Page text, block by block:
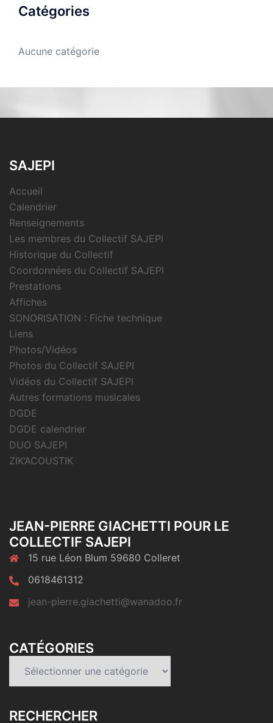
Catégories
Aucune catégorie
SAJEPI
Accueil
Calendrier
Renseignements
Les membres du Collectif SAJEPI
Historique du Collectif
Coordonnées du Collectif SAJEPI
Prestations
Affiches
SONORISATION : Fiche technique
Liens
Photos/Vidéos
Photos du Collectif SAJEPI
Vidéos du Collectif SAJEPI
Autres formations musicales
DGDE
DGDE calendrier
DUO SAJEPI
ZIK’ACOUSTIK
JEAN-PIERRE GIACHETTI POUR LE
COLLECTIF SAJEPI
15 rue Léon Blum 59680 Colleret
0618461312
jean-pierre.giachetti@wanadoo.fr
CATÉGORIES
RECHERCHER